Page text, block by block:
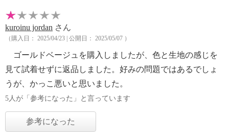
kuroinu jordan さん
（購入日： 2025/04/23 | 公開日： 2025/05/07 ）
ゴールドベージュを購入しましたが、色と生地の感じを
見て試着せずに返品しました。好みの問題ではあるでしょ
うが、かっこ悪いと思いました。
5人が「参考になった」と言っています
参考になった